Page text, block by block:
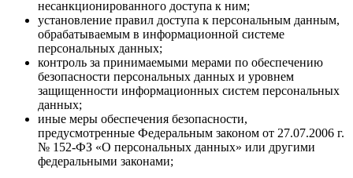
несанкционированного доступа к ним;
установление правил доступа к персональным данным,
обрабатываемым в информационной системе
персональных данных;
контроль за принимаемыми мерами по обеспечению
безопасности персональных данных и уровнем
защищенности информационных систем персональных
данных;
иные меры обеспечения безопасности,
предусмотренные Федеральным законом от 27.07.2006 г.
№ 152-ФЗ «О персональных данных» или другими
федеральными законами;